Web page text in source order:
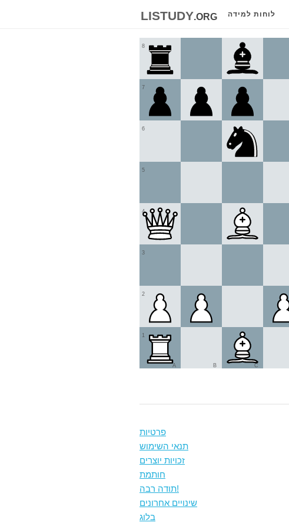
listudy.org לוחות למידה
1
2
3
4
5
6
7
8
A B C
פרטיות
תנאי השימוש
זכויות יוצרים
חותמת
תודה רבה!
שינויים אחרונים
בלוג